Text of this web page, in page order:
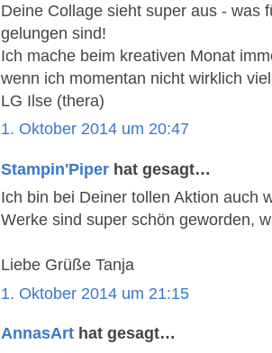
Deine Collage sieht super aus - was
gelungen sind!
Ich mache beim kreativen Monat
wenn ich momentan nicht wirklich
LG Ilse (thera)
1. Oktober 2014 um 20:47
Stampin'Piper hat gesagt…
Ich bin bei Deiner tollen Aktion auch
Werke sind super schön geworden,
Liebe Grüße Tanja
1. Oktober 2014 um 21:15
AnnasArt hat gesagt…